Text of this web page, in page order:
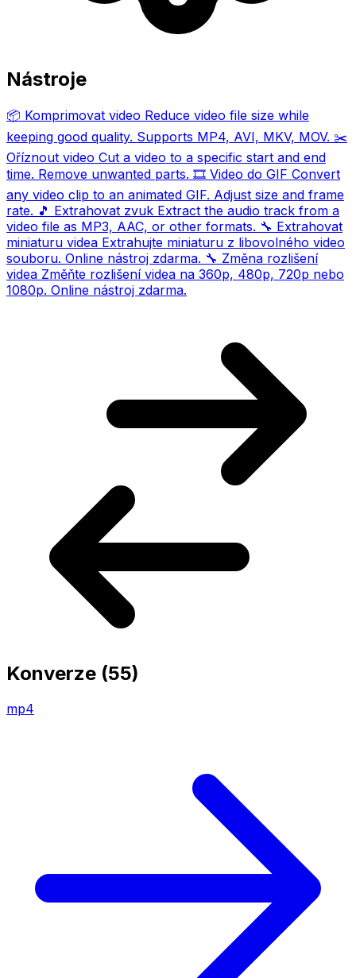
Nástroje
📦 Komprimovat video Reduce video file size while
keeping good quality. Supports MP4, AVI, MKV, MOV. ✂️
Oříznout video Cut a video to a specific start and end
time. Remove unwanted parts. 🎞️ Video do GIF Convert
any video clip to an animated GIF. Adjust size and frame
rate. 🎵 Extrahovat zvuk Extract the audio track from a
video file as MP3, AAC, or other formats. 🔧 Extrahovat
miniaturu videa Extrahujte miniaturu z libovolného video
souboru. Online nástroj zdarma. 🔧 Změna rozlišení
videa Změňte rozlišení videa na 360p, 480p, 720p nebo
1080p. Online nástroj zdarma.
Konverze (55)
mp4